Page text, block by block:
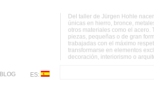
Del taller de Jürgen Hohle
únicas en hierro, bronce,
otros materiales como el acero.
piezas, pequeñas o de gran
trabajadas con el máximo
transformarse en elementos
decoración, interiorismo o
BLOG ES: